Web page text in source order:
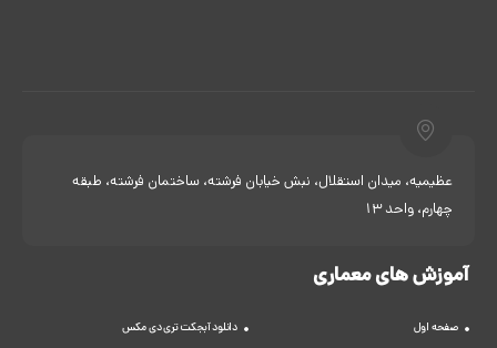
عظیمیه، میدان استقلال، نبش خیابان فرشته، ساختمان فرشته، طبقه
چهارم، واحد 13
آموزش های معماری
صفحه اول
دانلود آبجکت تری دی مکس